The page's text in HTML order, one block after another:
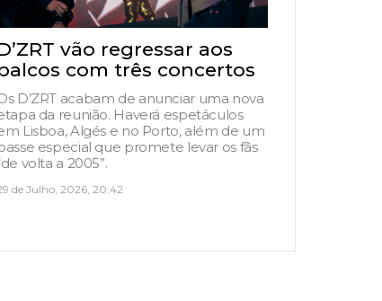
vão regressar aos
com três concertos
D’ZRT acabam de anunciar uma nova
da reunião. Haverá espetáculos
Lisboa, Algés e no Porto, além de um
especial que promete levar os fãs
volta a 2005”.
de Julho, 2026, 20:42